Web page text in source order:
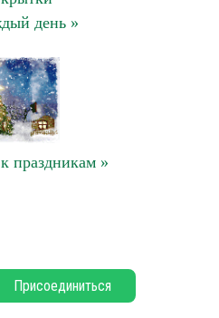
день »
праздникам »
Присоединиться